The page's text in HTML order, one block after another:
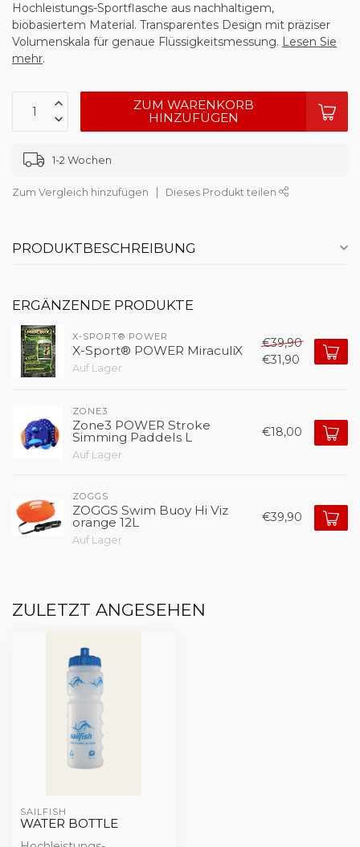
Hochleistungs-Sportflasche aus nachhaltigem,
biobasiertem Material. Transparentes Design mit präziser
Volumenskala für genaue Flüssigkeitsmessung. Lesen Sie
mehr.
ZUM WARENKORB
HINZUFÜGEN
1-2 Wochen
Zum Vergleich hinzufügen Dieses Produkt teilen
PRODUKTBESCHREIBUNG
ERGÄNZENDE PRODUKTE
X-SPORT® POWER
X-Sport® POWER MiraculiX
Auf Lager
€39,90
€31,90
ZONE3
Zone3 POWER Stroke
Simming Paddels L
Auf Lager
€18,00
ZOGGS
ZOGGS Swim Buoy Hi Viz
orange 12L
Auf Lager
€39,90
ZULETZT ANGESEHEN
SAILFISH
WATER BOTTLE